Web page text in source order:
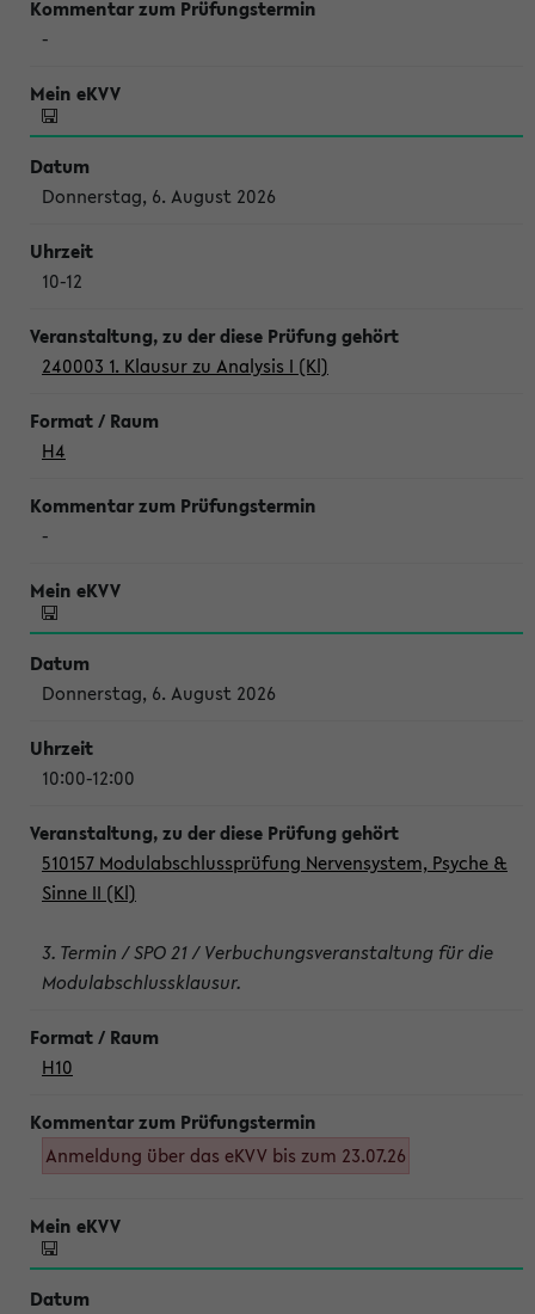
-
Donnerstag, 6. August 2026
10-12
240003 1. Klausur zu Analysis I (Kl)
H4
-
Donnerstag, 6. August 2026
10:00-12:00
510157 Modulabschlussprüfung Nervensystem, Psyche &
Sinne II (Kl)
3. Termin / SPO 21 / Verbuchungsveranstaltung für die
Modulabschlussklausur.
H10
Anmeldung über das eKVV bis zum 23.07.26